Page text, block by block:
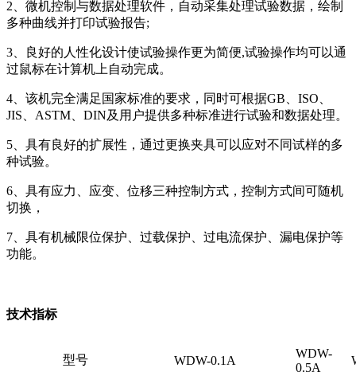
2、微机控制与数据处理软件，自动采集处理试验数据，绘制
多种曲线并打印试验报告;
3、良好的人性化设计使试验操作更为简便,试验操作均可以通
过鼠标在计算机上自动完成。
4、该机完全满足国家标准的要求，同时可根据GB、ISO、
JIS、ASTM、DIN及用户提供多种标准进行试验和数据处理。
5、具有良好的扩展性，通过更换夹具可以应对不同试样的多
种试验。
6、具有应力、应变、位移三种控制方式，控制方式间可随机
切换，
7、具有机械限位保护、过载保护、过电流保护、漏电保护等
功能。
技术指标
型号 WDW-0.1A
WDW-
0.5A